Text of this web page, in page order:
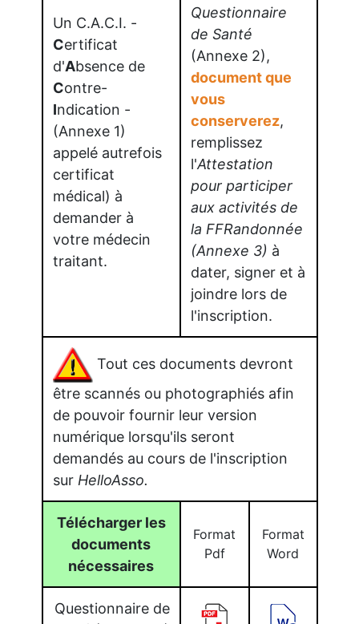
Un C.A.C.I. -
Certificat
d'Absence de
Contre-
Indication -
(Annexe 1)
appelé autrefois
certificat
médical) à
demander à
votre médecin
traitant.
Questionnaire
de Santé
(Annexe 2),
document que
vous
conserverez,
remplissez
l'Attestation
pour participer
aux activités de
la FFRandonnée
(Annexe 3) à
dater, signer et à
joindre lors de
l'inscription.
Tout ces documents devront
être scannés ou photographiés afin
de pouvoir fournir leur version
numérique lorsqu'ils seront
demandés au cours de l'inscription
sur HelloAsso.
Télécharger les
documents
nécessaires
Format
Pdf
Format
Word
Questionnaire de